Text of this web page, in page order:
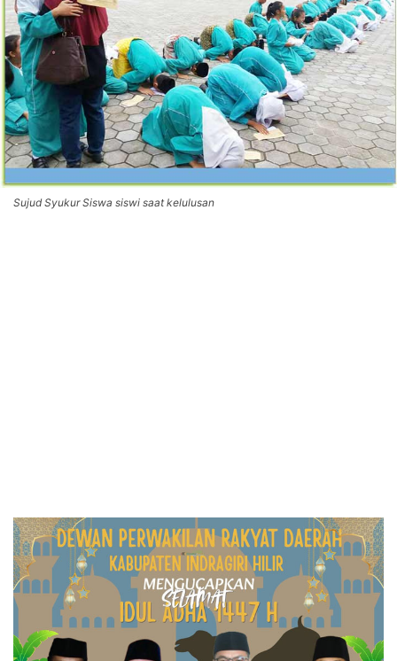
Sujud Syukur Siswa siswi saat kelulusan